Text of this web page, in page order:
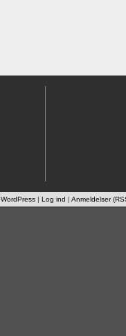
WordPress | Log ind | Anmeldelser